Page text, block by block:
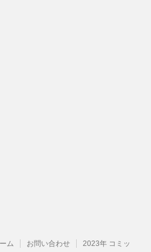
ム お問い合わせ
2023年 コミッ